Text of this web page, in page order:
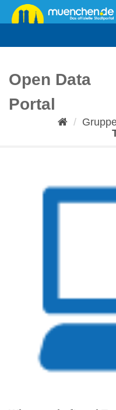
Überspringen
zum
Open Data
Portal